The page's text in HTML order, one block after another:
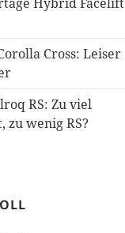
Cross: Leiser
RS: Zu viel
zu wenig RS?